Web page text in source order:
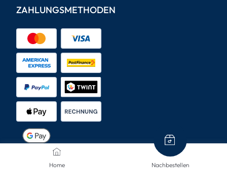
Home Nachbestellen
ZAHLUNGSMETHODEN
VERSANDARTEN